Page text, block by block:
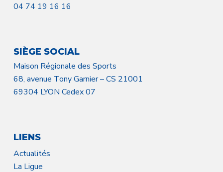
04 74 19 16 16
SIÈGE SOCIAL
Maison Régionale des Sports
68, avenue Tony Garnier – CS 21001
69304 LYON Cedex 07
LIENS
Actualités
La Ligue